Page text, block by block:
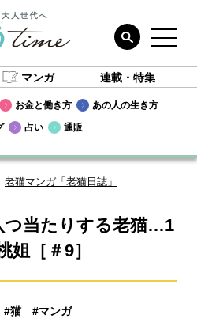
マンガ 連載・特集
お金と働き方
あの人の生き方
占い 通販
老猫マンガ「老猫日誌」
つ当たりする老猫…1
姐［＃9］
#猫 #マンガ